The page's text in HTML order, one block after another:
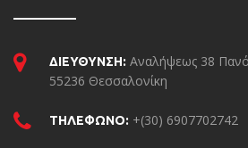
ΔΙΕΥΘΥΝΣΗ: Αναλήψεως 38
55236 Θεσσαλονίκη
ΤΗΛΕΦΩΝΟ: +(30) 6907702742